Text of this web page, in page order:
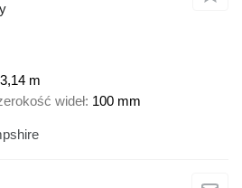
3,14 m
wideł 100 mm